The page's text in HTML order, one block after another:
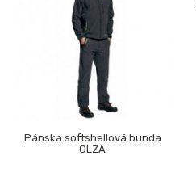
Pánska softshellová bunda
OLZA